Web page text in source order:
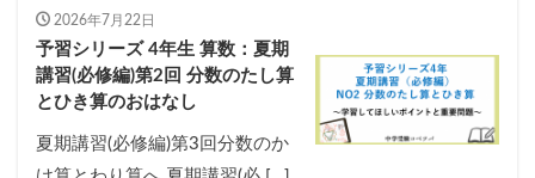
2026年7月22日
予習シリーズ 4年生 算数：夏期
講習(必修編)第2回 分数のたし算
とひき算のおはなし
夏期講習(必修編)第3回分数のか